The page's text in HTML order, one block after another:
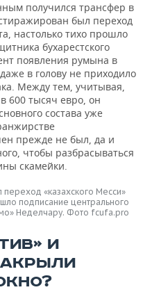
получился трансфер в
был переход
настолько тихо прошло
бухарестского
появления румына в
в голову не приходило
Между тем, учитывая,
600 тысяч евро, он
состава уже
прежде не был, да и
чтобы разбрасываться
скамейки.
«казахского Месси»
подписание центрального
Неделчару. Фото fcufa.pro
И